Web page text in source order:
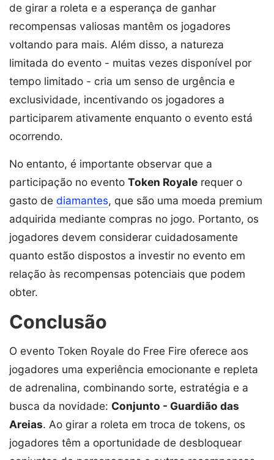
de girar a roleta e a esperança de ganhar
recompensas valiosas mantêm os jogadores
voltando para mais. Além disso, a natureza
limitada do evento - muitas vezes disponível por
tempo limitado - cria um senso de urgência e
exclusividade, incentivando os jogadores a
participarem ativamente enquanto o evento está
ocorrendo.
No entanto, é importante observar que a
participação no evento Token Royale requer o
gasto de diamantes, que são uma moeda premium
adquirida mediante compras no jogo. Portanto, os
jogadores devem considerar cuidadosamente
quanto estão dispostos a investir no evento em
relação às recompensas potenciais que podem
obter.
Conclusão
O evento Token Royale do Free Fire oferece aos
jogadores uma experiência emocionante e repleta
de adrenalina, combinando sorte, estratégia e a
busca da novidade: Conjunto - Guardião das
Areias. Ao girar a roleta em troca de tokens, os
jogadores têm a oportunidade de desbloquear